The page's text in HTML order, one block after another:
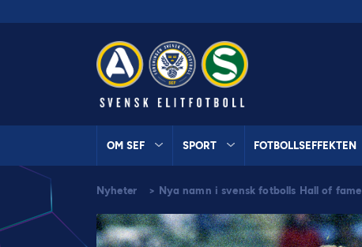
OM SEF SPORT FOTBOLLSEFFEKTEN
Nyheter > Nya namn i svensk fotbolls Hall of fame